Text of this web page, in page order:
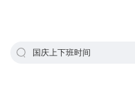
国庆上下班时间